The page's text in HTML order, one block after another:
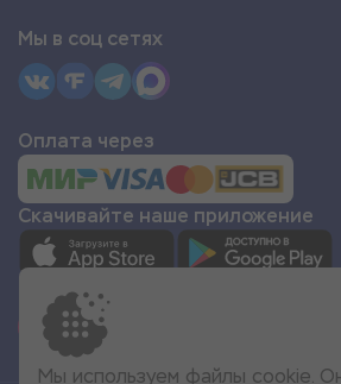
Мы в соц сетях
Оплата через
Скачивайте наше приложение
Мы используем файлы cookie.